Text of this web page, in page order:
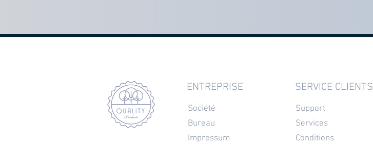
ENTREPRISE
Société
Bureau
Impressum
SERVICE CLIENTS
Support
Services
Conditions